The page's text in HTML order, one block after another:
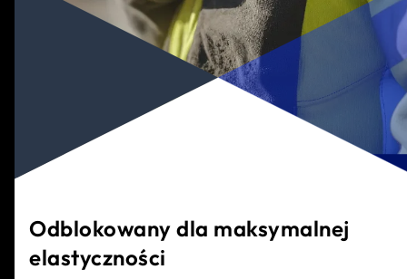
Odblokowany dla maksymalnej
elastyczności